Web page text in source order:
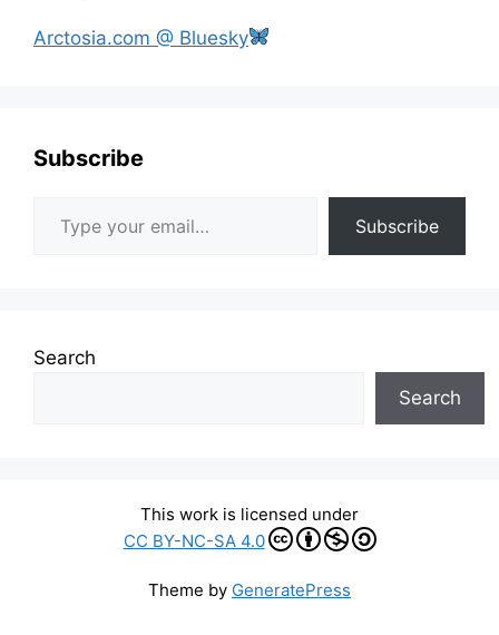
Arctosia.com @ Bluesky
Subscribe
Subscribe
Search
Search
This work is licensed under
CC BY-NC-SA 4.0
Theme by GeneratePress